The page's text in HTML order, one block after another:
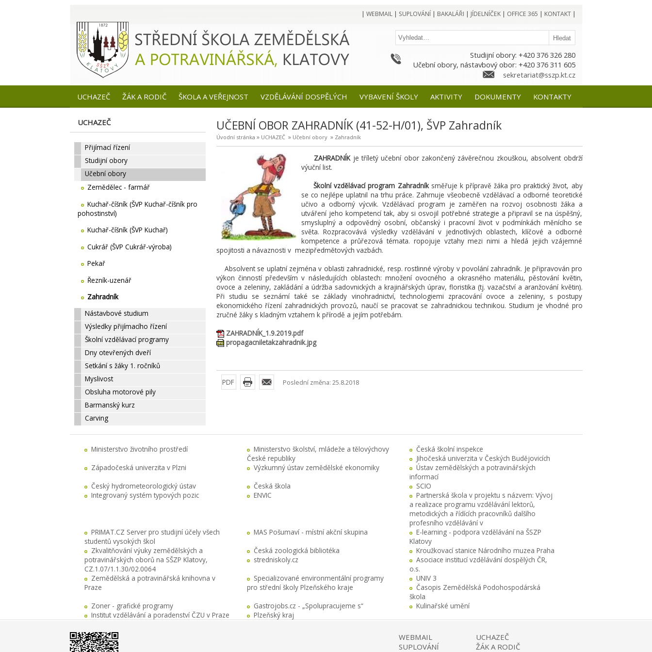
| WEBMAIL| SUPLOVÁNÍ | BAKALÁŘI | JÍDELNÍČEK| OFFICE 365 | KONTAKT|
Studijní obory: +420 376 326 280
Učební obory, nástavbový obor: +420 376 311 605
sekretariat@sszp.kt.cz
UCHAZEČ ŽÁK A RODIČ ŠKOLA A VEŘEJNOST VZDĚLÁVÁNÍ DOSPĚLÝCH VYBAVENÍ ŠKOLY AKTIVITY DOKUMENTY KONTAKTY
UCHAZEČ
Přijímací řízení
Studijní obory
Učební obory
Zemědělec - farmář
Kuchař-číšník (ŠVP Kuchař-číšník pro
pohostinství)
Kuchař-číšník (ŠVP Kuchař)
Cukrář (ŠVP Cukrář-výroba)
Pekař
Řezník-uzenář
Zahradník
Nástavbové studium
Výsledky přijímacího řízení
Školní vzdělávací programy
Dny otevřených dveří
Setkání s žáky 1. ročníků
Myslivost
Obsluha motorové pily
Barmanský kurz
Carving
UČEBNÍ OBOR ZAHRADNÍK (41-52-H/01), ŠVP Zahradník
Úvodní stránka » UCHAZEČ» Učební obory» Zahradník
ZAHRADNÍKje tříletý učební obor zakončený závěrečnou zkouškou, absolvent obdrží
výuční list.
Školní vzdělávací program Zahradníksměřuje k přípravě žáka pro praktický život, aby
se co nejlépe uplatnil na trhu práce. Zahrnuje všeobecně vzdělávací a odborné teoretické
učivo a odborný výcvik. Vzdělávací program je zaměřen na rozvoj osobnosti žáka a
utváření jeho kompetencí tak, aby si osvojil potřebné strategie a připravil se na úspěšný,
smysluplný a odpovědný osobní, občanský i pracovní život v podmínkách měnícího se
světa. Rozpracovává výsledky vzdělávání v jednotlivých oblastech, klíčové a odborné
kompetence a průřezová témata. ropojuje vztahy mezi nimi a hledá jejich vzájemné
spojitosti a návaznosti v mezipředmětových vazbách.
Absolvent se uplatní zejména v oblasti zahradnické, resp. rostlinné výroby v povolání zahradník. Je připravován pro
výkon činností především v následujících oblastech: množení ovocného a okrasného materiálu, pěstování květin,
ovoce a zeleniny, zakládání a údržba sadovnických a krajinářských úprav, floristika (tj. vazačství a aranžování květin).
Při studiu se seznámí také se základy vinohradnictví, technologiemi zpracování ovoce a zeleniny, s postupy
ekonomického řízení zahradnických provozů, naučí se pracovat se zahradnickou technikou. Studium je vhodné pro
zručné žáky s kladným vztahem k přírodě a jejím potřebám.
ZAHRADNÍK_1.9.2019.pdf
propagacniletakzahradnik.jpg
PDF Poslední změna: 25.8.2018
Ministerstvo životního prostředí
Ministerstvo školství, mládeže a tělovýchovy
České republiky
Česká školní inspekce
Jihočeská univerzita v Českých Budějovicích
Západočeská univerzita v Plzni
Výzkumný ústav zemědělské ekonomiky
Ústav zemědělských a potravinářských
informací
Český hydrometeorologický ústav
Česká škola
SCIO
Integrovaný systém typových pozic
ENVIC
Partnerská škola v projektu s názvem: Vývoj
a realizace programu vzdělávání lektorů,
metodických a řídících pracovníků dalšího
profesního vzdělávání v
PRIMAT.CZ Server pro studijní účely všech
studentů vysokých škol
MAS Pošumaví - místní akční skupina
E-learning - podpora vzdělávání na ŠSZP
Klatovy
Zkvalitňování výuky zemědělských a
potravinářských oborů na SŠZP Klatovy,
CZ.1.07/1.1.30/02.0064
Česká zoologická bibliotéka
Kroužkovací stanice Národního muzea Praha
stredniskoly.cz
Asociace institucí vzdělávání dospělých ČR,
o.s.
Zemědělská a potravinářská knihovna v
Praze
Specializované environmentální programy
pro střední školy Plzeňského kraje
UNIV 3
Časopis Zemědělská Podohospodárská
škola
Zoner - grafické programy
Gastrojobs.cz - „Spolupracujeme s“
Kulinařské umění
Institut vzdělávání a poradenství ČZU v Praze
Plzeňský kraj
WEBMAIL
SUPLOVÁNÍ
UCHAZEČ
ŽÁK A RODIČ